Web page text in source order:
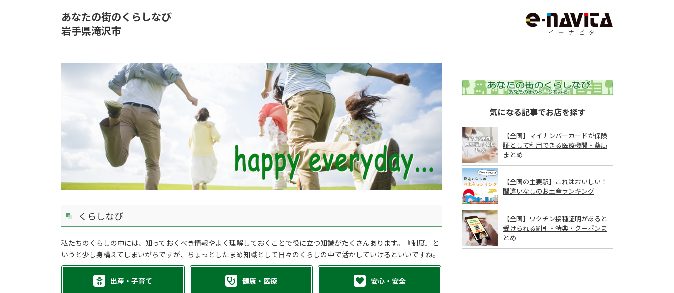
あなたの街のくらしなび
岩手県滝沢市
くらしなび
私たちのくらしの中には、知っておくべき情報やよく理解しておくことで役に立つ知識がたくさんあります。『制度』と
いうと少し身構えてしまいがちですが、ちょっとしたまめ知識として日々のくらしの中で活かしていけるといいですね。
出産・子育て 健康・医療 安心・安全
気になる記事でお店を探す
【全国】マイナンバーカードが保険
証として利用できる医療機関・薬局
まとめ
【全国の主要駅】これはおいしい！
間違いなしのお土産ランキング
【全国】ワクチン接種証明があると
受けられる割引・特典・クーポンま
とめ